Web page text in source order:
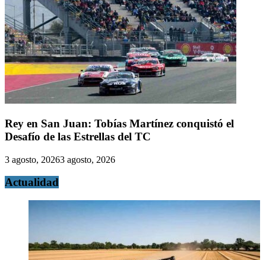
Rey en San Juan: Tobías Martínez conquistó el
Desafío de las Estrellas del TC
3 agosto, 20263 agosto, 2026
Actualidad